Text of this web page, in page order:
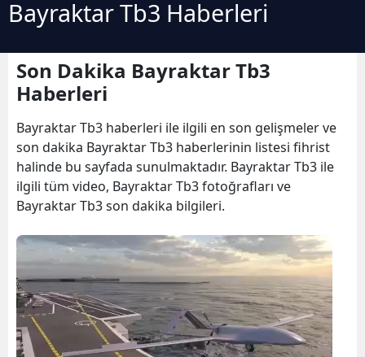
Bayraktar Tb3 Haberleri
Son Dakika Bayraktar Tb3
Haberleri
Bayraktar Tb3 haberleri ile ilgili en son gelişmeler ve
son dakika Bayraktar Tb3 haberlerinin listesi fihrist
halinde bu sayfada sunulmaktadır. Bayraktar Tb3 ile
ilgili tüm video, Bayraktar Tb3 fotoğrafları ve
Bayraktar Tb3 son dakika bilgileri.